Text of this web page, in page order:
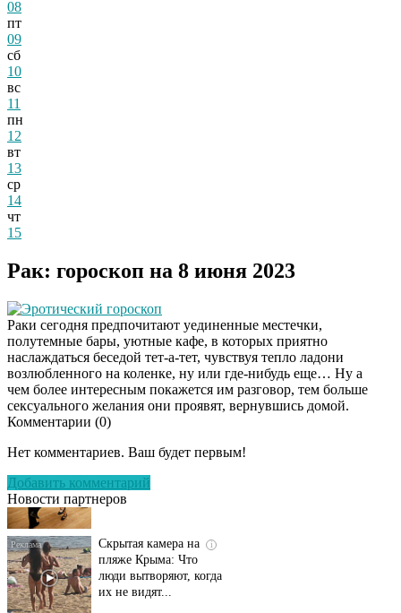
08
пт
09
сб
10
вс
11
пн
12
вт
13
ср
14
чт
15
Рак: гороскоп на 8 июня 2023
Эротический гороскоп
Раки сегодня предпочитают уединенные местечки,
полутемные бары, уютные кафе, в которых приятно
наслаждаться беседой тет-а-тет, чувствуя тепло ладони
возлюбленного на коленке, ну или где-нибудь еще… Ну а
чем более интересным покажется им разговор, тем больше
сексуального желания они проявят, вернувшись домой.
Комментарии (0)
Нет комментариев. Ваш будет первым!
Добавить комментарий
Новости партнеров
Ролик длится
несколько секунд, а
смеяться вы будете
долго
пляже Крыма: Что
люди вытворяют, когда
их не видят...